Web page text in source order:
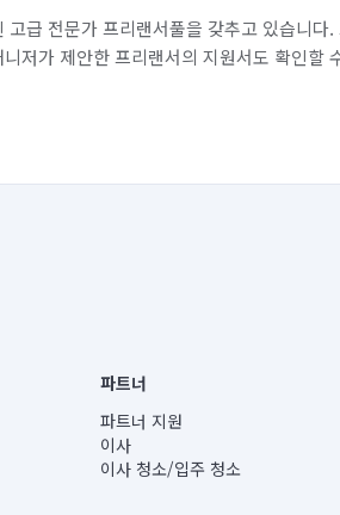
고급 전문가 프리랜서풀을 갖추고 있습니다
저가 제안한 프리랜서의 지원서도 확인할
허가번호 : 2016-3220163-14-5-00019 |
공정거래위원회 정보) |
RHEE
6(중학동, 트윈트리빌딩) B동 5층
율곡로 24, 7층, 8층 미소
파트너
파트너 지원
이사
이사 청소/입주 청소